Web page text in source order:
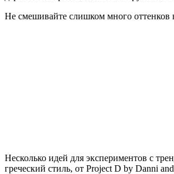
Не смешивайте слишком много оттенков
Несколько идей для экспериментов с
греческий стиль, от Project D by Danni